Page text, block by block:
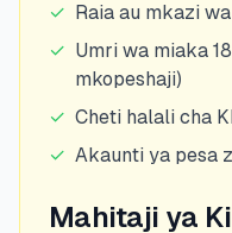
✓ Raia au mkazi
✓ Umri wa miaka
mkopeshaji)
✓ Cheti halali cha
✓ Akaunti ya pesa
Mahitaji ya